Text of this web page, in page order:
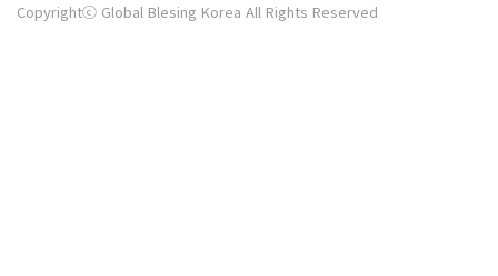
Copyrightⓒ Global Blesing Korea All Rights Reserved